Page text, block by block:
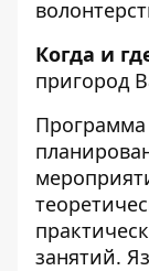
Когда и
пригород
Программа
занятий.